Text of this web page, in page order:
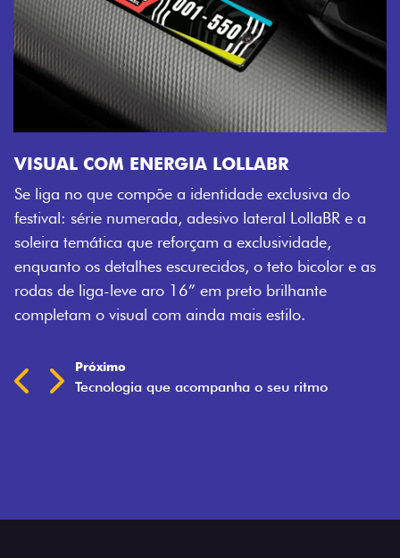
VISUAL COM ENERGIA LOLLABR
Se liga no que compõe a identidade exclusiva do
festival: série numerada, adesivo lateral LollaBR e a
soleira temática que reforçam a exclusividade,
enquanto os detalhes escurecidos, o teto bicolor e as
rodas de liga-leve aro 16” em preto brilhante
completam o visual com ainda mais estilo.
Previous
Next
Próximo
Tecnologia que acompanha o seu ritmo